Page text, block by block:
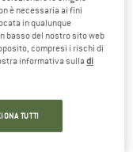
46
è necessaria ai fini
in qualunque
basso del nostro sito web
compresi i rischi di
informativa sulladi
TUTTI